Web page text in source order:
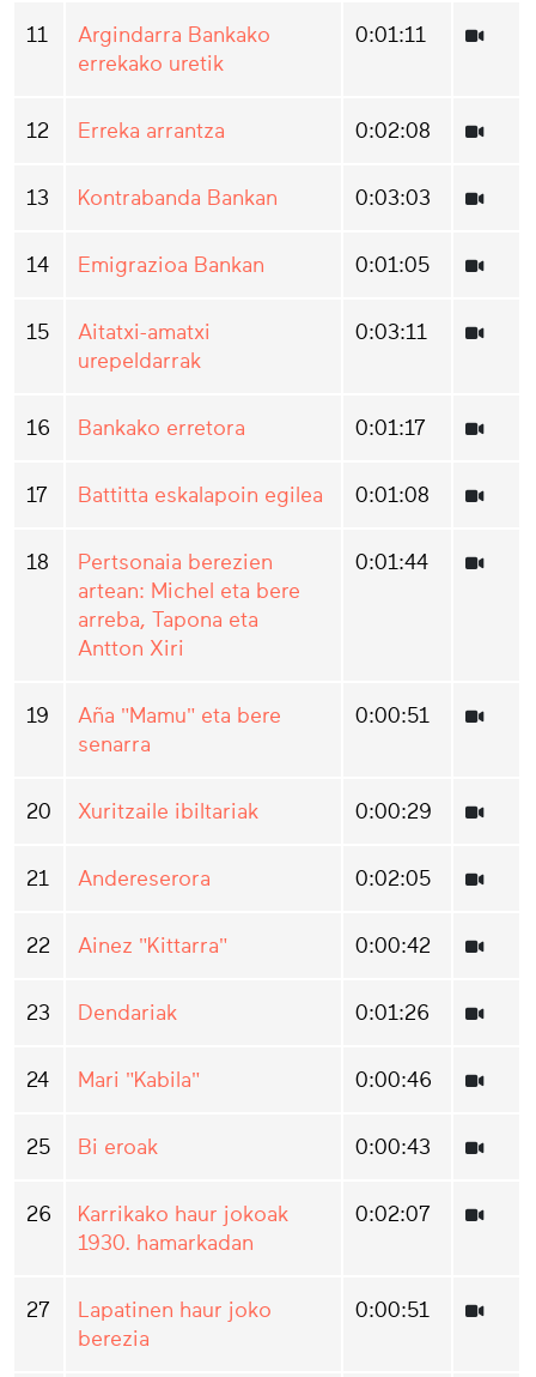
11
Argindarra Bankako
errekako uretik
0:01:11
12 Erreka arrantza 0:02:08
13 Kontrabanda Bankan 0:03:03
14 Emigrazioa Bankan 0:01:05
15
Aitatxi-amatxi
urepeldarrak
0:03:11
16 Bankako erretora 0:01:17
17 Battitta eskalapoin egilea 0:01:08
18
Pertsonaia berezien
artean: Michel eta bere
arreba, Tapona eta
Antton Xiri
0:01:44
19
Aña "Mamu" eta bere
senarra
0:00:51
20 Xuritzaile ibiltariak 0:00:29
21 Andereserora 0:02:05
22 Ainez "Kittarra" 0:00:42
23 Dendariak 0:01:26
24 Mari "Kabila" 0:00:46
25 Bi eroak 0:00:43
26
Karrikako haur jokoak
1930. hamarkadan
0:02:07
27
Lapatinen haur joko
berezia
0:00:51